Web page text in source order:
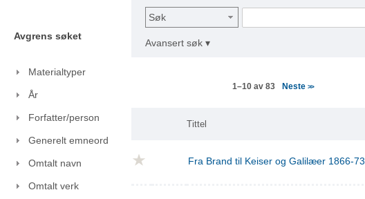
Avgrens søket
Materialtyper
År
Forfatter/person
Generelt emneord
Omtalt navn
Omtalt verk
Søk
Avansert søk ▾
1–10 av 83 Neste>>
Tittel
Fra Brand til Keiser og Galilæer 1866-73